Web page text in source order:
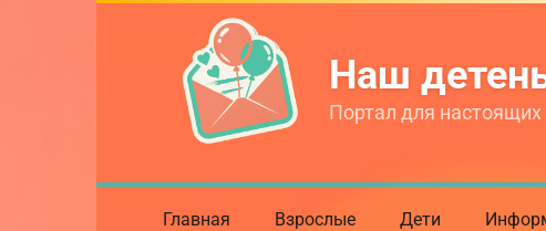
Наш
Портал для
Главная Взрослые Дети